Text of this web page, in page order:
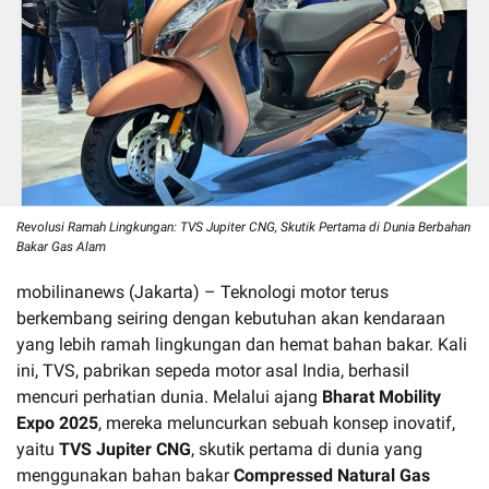
Revolusi Ramah Lingkungan: TVS Jupiter CNG, Skutik Pertama di Dunia Berbahan
Bakar Gas Alam
mobilinanews (Jakarta) – Teknologi motor terus
berkembang seiring dengan kebutuhan akan kendaraan
yang lebih ramah lingkungan dan hemat bahan bakar. Kali
ini, TVS, pabrikan sepeda motor asal India, berhasil
mencuri perhatian dunia. Melalui ajang Bharat Mobility
Expo 2025, mereka meluncurkan sebuah konsep inovatif,
yaitu TVS Jupiter CNG, skutik pertama di dunia yang
menggunakan bahan bakarCompressed Natural Gas